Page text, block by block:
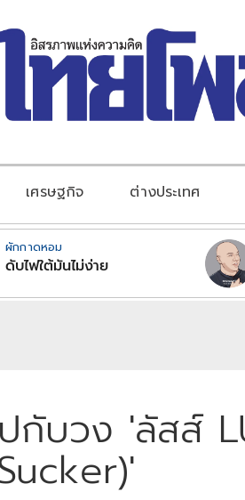
เศรษฐกิจ ต่างประเทศ
ผักกาดหอม
ดับไฟใต้มันไม่ง่าย
กับวง 'ลัสส์